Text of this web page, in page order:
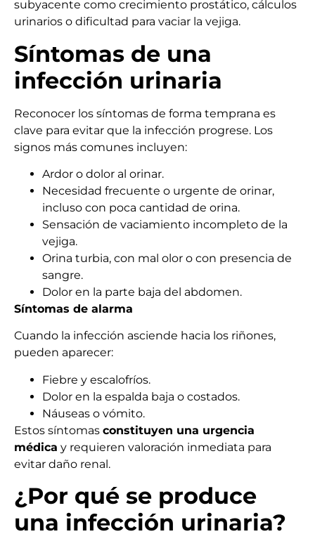
subyacente como crecimiento prostático, cálculos
urinarios o dificultad para vaciar la vejiga.
Síntomas de una
infección urinaria
Reconocer los síntomas de forma temprana es
clave para evitar que la infección progrese. Los
signos más comunes incluyen:
Ardor o dolor al orinar.
Necesidad frecuente o urgente de orinar,
incluso con poca cantidad de orina.
Sensación de vaciamiento incompleto de la
vejiga.
Orina turbia, con mal olor o con presencia de
sangre.
Dolor en la parte baja del abdomen.
Síntomas de alarma
Cuando la infección asciende hacia los riñones,
pueden aparecer:
Fiebre y escalofríos.
Dolor en la espalda baja o costados.
Náuseas o vómito.
Estos síntomas constituyen una urgencia
médica y requieren valoración inmediata para
evitar daño renal.
¿Por qué se produce
una infección urinaria?